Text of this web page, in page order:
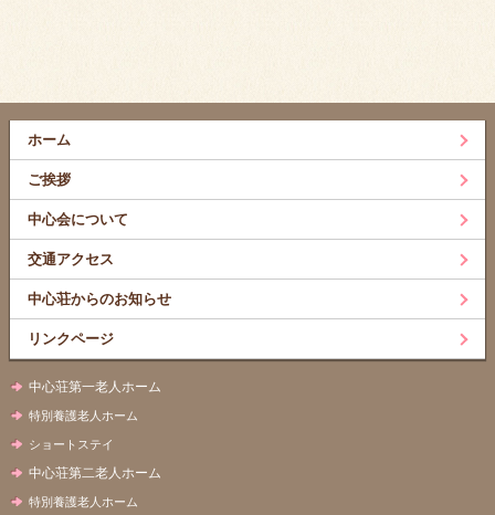
ホーム
ご挨拶
中心会について
交通アクセス
中心荘からのお知らせ
リンクページ
中心荘第一老人ホーム
特別養護老人ホーム
ショートステイ
中心荘第二老人ホーム
特別養護老人ホーム